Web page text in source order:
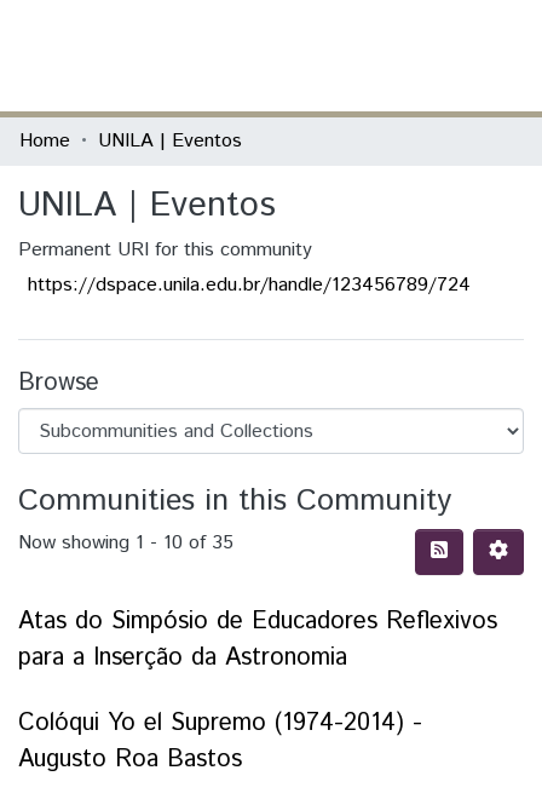
Communities & Collections
All of DSpace
Home UNILA | Eventos
UNILA | Eventos
Permanent URI for this community
https://dspace.unila.edu.br/handle/123456789/724
Browse
Communities in this Community
Now showing 1 - 10 of 35
Atas do Simpósio de Educadores Reflexivos
para a Inserção da Astronomia
Colóqui Yo el Supremo (1974-2014) -
Augusto Roa Bastos